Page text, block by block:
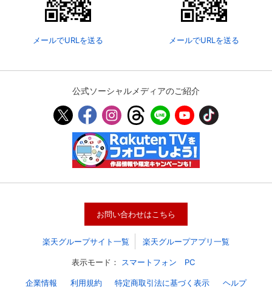
会員情報変更
基本情報、本人連絡先、パスワード 、クレ
ジットカード情報の変更が可能です。
決済方法変更 決済方法の変更が可能です。
メールでURLを送る メールでURLを送る
公式ソーシャルメディアのご紹介
お問い合わせはこちら
楽天グループサイト一覧 楽天グループアプリ一覧
表示モード： スマートフォン PC
企業情報 利用規約 特定商取引法に基づく表示 ヘルプ